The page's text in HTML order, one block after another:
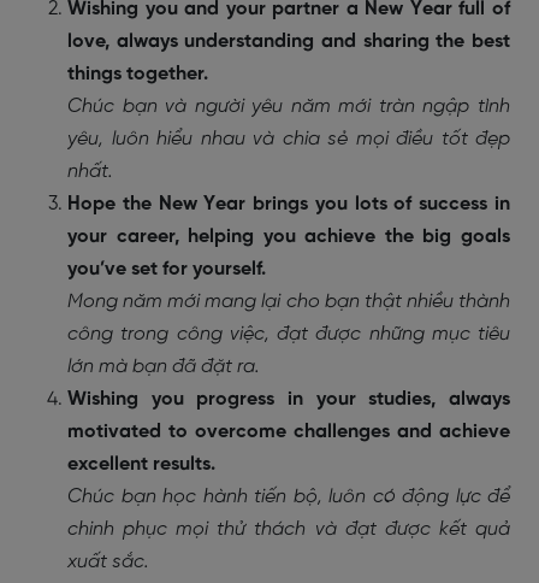
Wishing you and your partner a New Year full of
love, always understanding and sharing the best
things together.
Chúc bạn và người yêu năm mới tràn ngập tình
yêu, luôn hiểu nhau và chia sẻ mọi điều tốt đẹp
nhất.
Hope the New Year brings you lots of success in
your career, helping you achieve the big goals
you’ve set for yourself.
Mong năm mới mang lại cho bạn thật nhiều thành
công trong công việc, đạt được những mục tiêu
lớn mà bạn đã đặt ra.
Wishing you progress in your studies, always
motivated to overcome challenges and achieve
excellent results.
Chúc bạn học hành tiến bộ, luôn có động lực để
chinh phục mọi thử thách và đạt được kết quả
xuất sắc.